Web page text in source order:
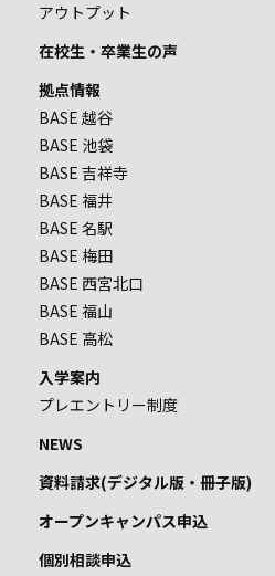
アウトプット
在校生・卒業生の声
拠点情報
BASE 越谷
BASE 池袋
BASE 吉祥寺
BASE 福井
BASE 名駅
BASE 梅田
BASE 西宮北口
BASE 福山
BASE 高松
入学案内
プレエントリー制度
NEWS
資料請求(デジタル版・冊子版)
オープンキャンパス申込
個別相談申込